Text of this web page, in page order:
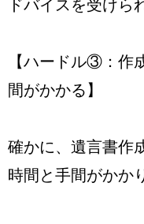
ドバイスを受けら
【ハードル③：作
間がかかる】
確かに、遺言書作
時間と手間がかか